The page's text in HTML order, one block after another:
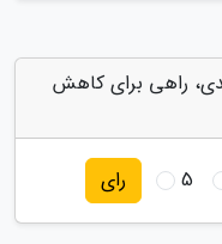
راهی برای کاهش
5 رای